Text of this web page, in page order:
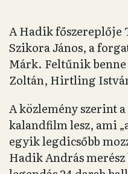
A Hadik főszereplője
Szikora János, a
Márk. Feltűnik
Zoltán, Hirtling
A közlemény szerint
kalandfilm lesz, ami
egyik legdicsőbb
Hadik András